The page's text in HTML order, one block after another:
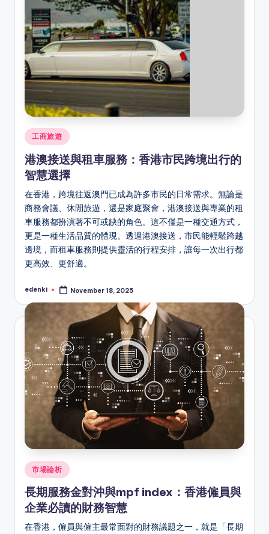
Posted
in
工商旅遊
港澳接送與租車服務：香港市民跨境出行的
智慧選擇
在香港，跨境往返澳門已成為許多市民的日常需求。無論是
商務會議、休閒旅遊，還是家庭聚會，港澳接送與專業的租
車服務都扮演著不可或缺的角色。這不僅是一種交通方式，
更是一種生活品質的體現。透過港澳接送，市民能輕鬆跨越
邊境，而租車服務則提供靈活的行程安排，讓每一次出行都
更高效、更舒適。
Posted
edenki November 18, 2025
Posted
in
市場論析
長期服務金對沖與mpf index：香港僱員與
企業必讀的財務智慧
在香港，僱員與僱主最常面對的財務議題之一，就是「長期